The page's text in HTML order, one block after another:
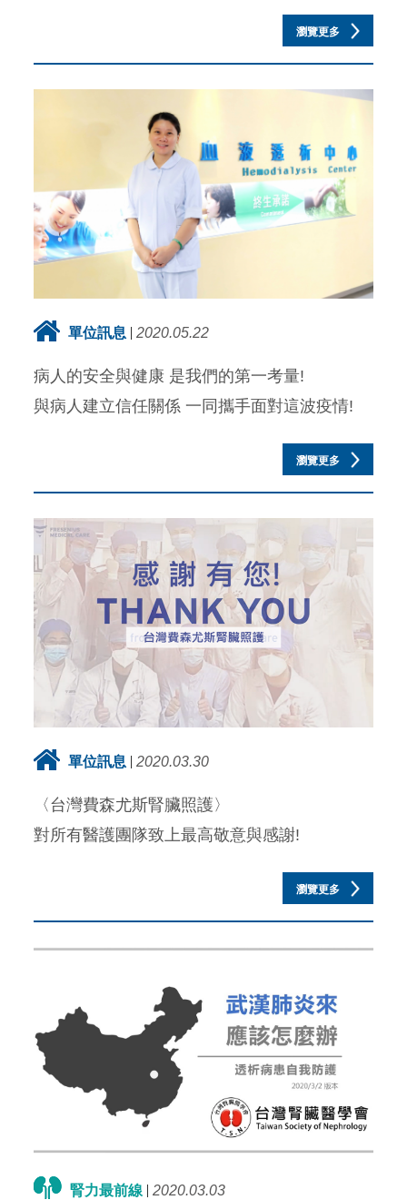
瀏覽更多
單位訊息 2020.05.22
病人的安全與健康 是我們的第一考量!
與病人建立信任關係 一同攜手面對這波疫情!
瀏覽更多
單位訊息 2020.03.30
〈台灣費森尤斯腎臟照護〉
對所有醫護團隊致上最高敬意與感謝!
瀏覽更多
腎力最前線 2020.03.03